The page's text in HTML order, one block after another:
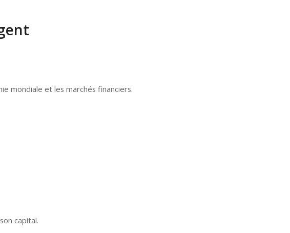
mondiale et les marchés financiers.
capital.